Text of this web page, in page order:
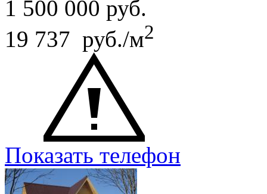
1 500 000 руб.
19 737 руб./м2
Показать телефон